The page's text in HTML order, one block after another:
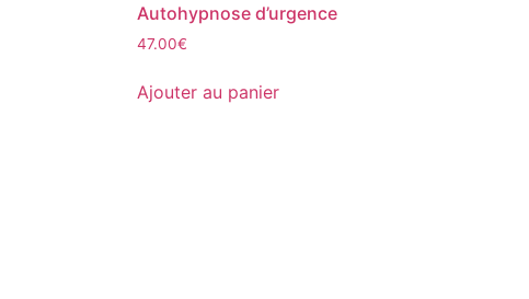
Autohypnose d’urgence
47.00€
Ajouter au panier